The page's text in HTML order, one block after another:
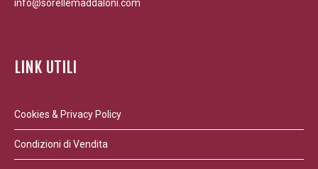
info@sorellemaddaloni.com
LINK UTILI
Cookies & Privacy Policy
Condizioni di Vendita